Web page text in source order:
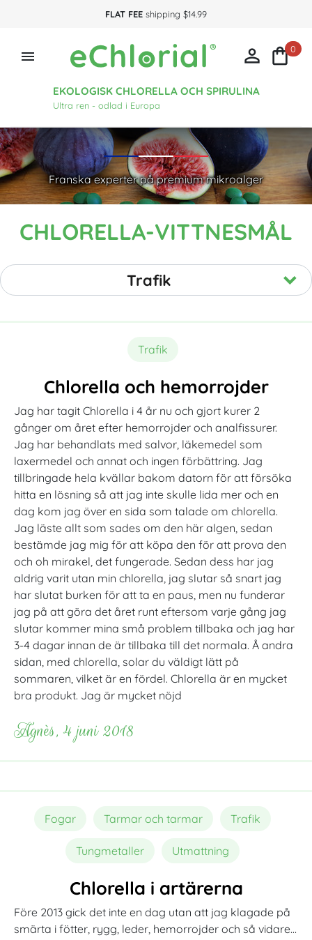
FLAT FEE shipping $14.99

EKOLOGISK CHLORELLA OCH SPIRULINA
Ultra ren - odlad i Europa
 0
Franska experter på premium mikroalger
CHLORELLA-VITTNESMÅL
Trafik
Trafik
Chlorella och hemorrojder
Jag har tagit Chlorella i 4 år nu och gjort kurer 2
gånger om året efter hemorrojder och analfissurer.
Jag har behandlats med salvor, läkemedel som
laxermedel och annat och ingen förbättring. Jag
tillbringade hela kvällar bakom datorn för att försöka
hitta en lösning så att jag inte skulle lida mer och en
dag kom jag över en sida som talade om chlorella.
Jag läste allt som sades om den här algen, sedan
bestämde jag mig för att köpa den för att prova den
och oh mirakel, det fungerade. Sedan dess har jag
aldrig varit utan min chlorella, jag slutar så snart jag
har slutat burken för att ta en paus, men nu funderar
jag på att göra det året runt eftersom varje gång jag
slutar kommer mina små problem tillbaka och jag har
3-4 dagar innan de är tillbaka till det normala. Å andra
sidan, med chlorella, solar du väldigt lätt på
sommaren, vilket är en fördel. Chlorella är en mycket
bra produkt. Jag är mycket nöjd
Agnès, 4 juni 2018
Fogar Tarmar och tarmar Trafik
Tungmetaller Utmattning
Chlorella i artärerna
Före 2013 gick det inte en dag utan att jag klagade på
smärta i fötter, rygg, leder, hemorrojder och så vidare…